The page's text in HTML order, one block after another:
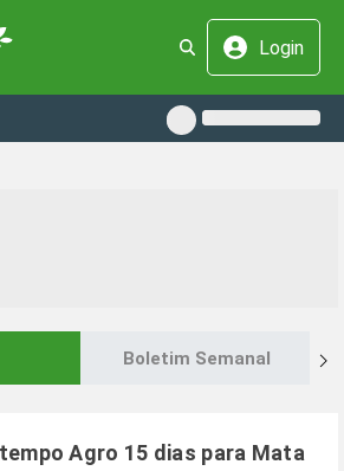
Login
Boletim Semanal
Agro 15 dias para Mata